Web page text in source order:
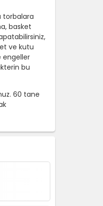
torbalara
basket
ve kutu
engeller
bu
60 tane